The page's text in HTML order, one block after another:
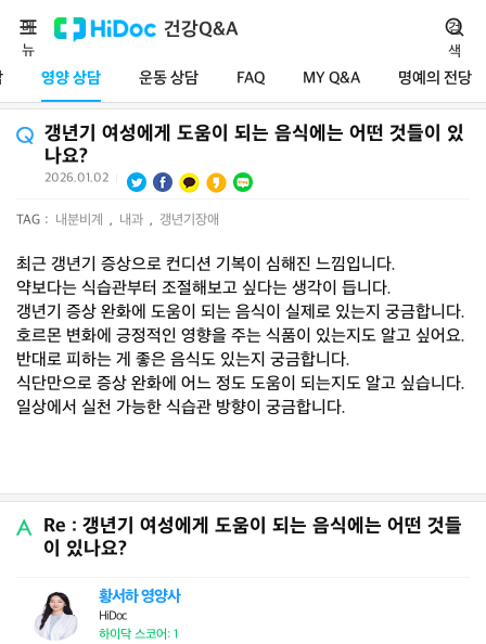
건강Q&A
영양 상담 운동 상담 FAQ MY Q&A 명예의 전당
메
뉴
검
색
갱년기 여성에게 도움이 되는 음식에는 어떤 것들이 있
나요?
2026.01.02
TAG : 내분비계 , 내과 , 갱년기장애
최근 갱년기 증상으로 컨디션 기복이 심해진 느낌입니다.
약보다는 식습관부터 조절해보고 싶다는 생각이 듭니다.
갱년기 증상 완화에 도움이 되는 음식이 실제로 있는지 궁금합니다.
호르몬 변화에 긍정적인 영향을 주는 식품이 있는지도 알고 싶어요.
반대로 피하는 게 좋은 음식도 있는지 궁금합니다.
식단만으로 증상 완화에 어느 정도 도움이 되는지도 알고 싶습니다.
일상에서 실천 가능한 식습관 방향이 궁금합니다.
Re : 갱년기 여성에게 도움이 되는 음식에는 어떤 것들
이 있나요?
황서하 영양사
HiDoc
하이닥 스코어: 1